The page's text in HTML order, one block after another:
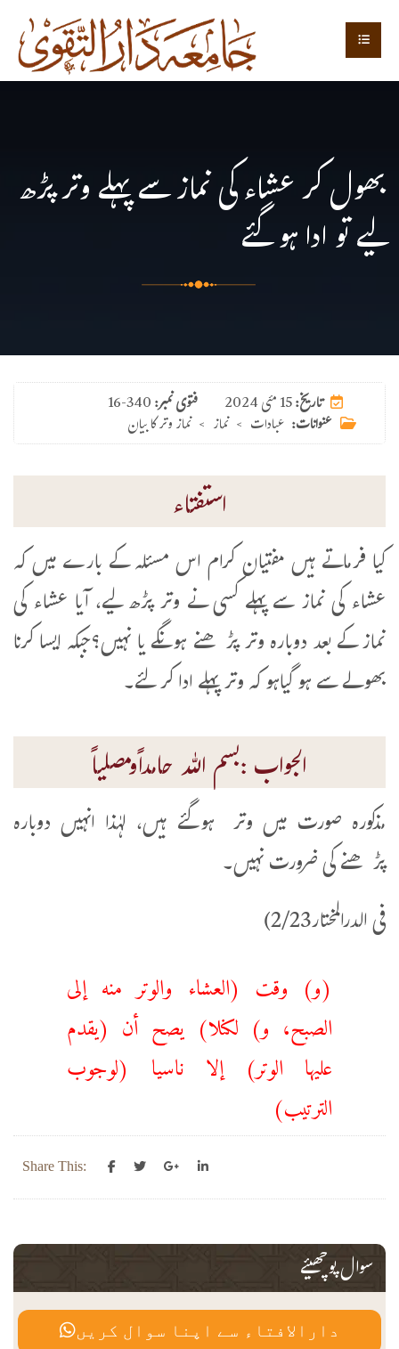
بھول کر عشاء کی نماز سے پہلے وتر پڑھ
لیے تو ادا ہو گئے
فتوی نمبر:16-340 تاریخ:15 مئی 2024
عنوانات: عبادات > نماز > نماز وتر کا بیان
استفتاء
کیا فرماتے ہیں مفتیان کرام اس مسئلہ کے بارے میں کہ
عشاء کی نماز سے پہلے کسی نے وتر پڑھ لیے، آیا عشاء کی
نماز کے بعد دوبارہ وتر پڑھنے ہونگے یا نہیں؟جبکہ ایسا کرنا
بھولے سے ہو گیاہو کہ وتر پہلے ادا کر لئے۔
الجواب :بسم اللہ حامداًومصلیاً
مذکورہ صورت میں وتر ہوگئے ہیں، لہٰذا انہیں دوبارہ
پڑھنے کی ضرورت نہیں۔
فی الدرالمختار2/23)
(و) وقت (العشاء والوتر منه إلى
الصبح، و) لكنلا) يصح أن (يقدم
عليها الوتر) إلا ناسيا (لوجوب
الترتيب)
Share This:
سوال پوچھیئے
دارالافتاء سے اپنا سوال کریں